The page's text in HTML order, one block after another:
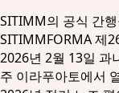
SITIMM의 공식 간
SITIMMFORMA 제
2026년 2월 13일 과
주 이라푸아토에서